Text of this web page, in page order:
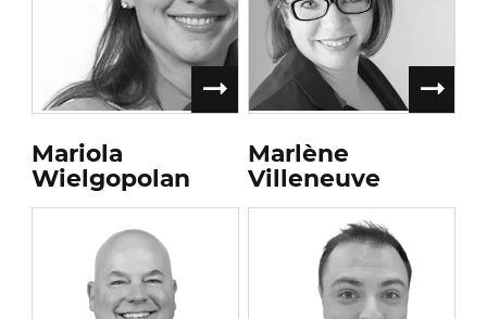
Mariola
Wielgopolan
Marlène
Villeneuve